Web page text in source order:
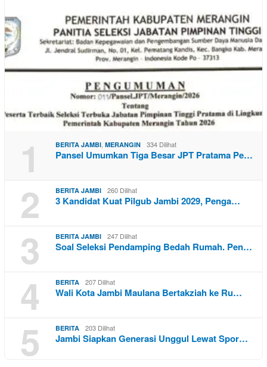
1 BERITA JAMBI MERANGIN 334 Dilihat
Pansel Umumkan Tiga Besar JPT Pratama Pe…
2 BERITA JAMBI 260 Dilihat
3 Kandidat Kuat Pilgub Jambi 2029, Penga…
3 BERITA JAMBI 247 Dilihat
Soal Seleksi Pendamping Bedah Rumah. Pen…
4 BERITA 207 Dilihat
Wali Kota Jambi Maulana Bertakziah ke Ru…
5 BERITA 203 Dilihat
Jambi Siapkan Generasi Unggul Lewat Spor…